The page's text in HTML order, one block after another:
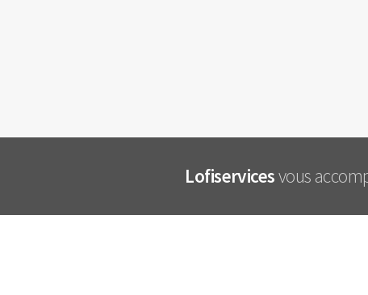
Lofiservicesvous